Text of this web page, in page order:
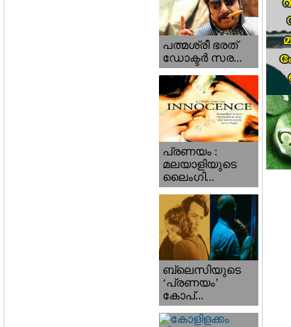
പത്മശ്രീ ഭരത്
ഡോക്ടര്‍ സര...
പ്രണയം :
മലയാളിയുടെ
ലൈംഗി...
ബ്ലെസിയുടെ
‘പ്രണയം’
കോപ്...